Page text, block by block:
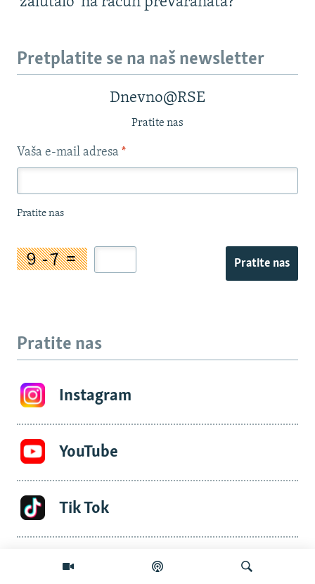
Pretplatite se na naš newsletter
Dnevno@RSE
Pratite nas
Vaša e-mail adresa *
Pratite nas
Pratite nas
Pratite nas
Instagram
YouTube
Tik Tok
Facebook